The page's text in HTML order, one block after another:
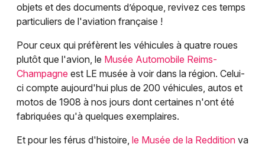
objets et des documents d’époque, revivez ces temps
particuliers de l'aviation française !
Pour ceux qui préfèrent les véhicules à quatre roues
plutôt que l'avion, le Musée Automobile Reims-
Champagne est LE musée à voir dans la région. Celui-
ci compte aujourd'hui plus de 200 véhicules, autos et
motos de 1908 à nos jours dont certaines n'ont été
fabriquées qu'à quelques exemplaires.
Et pour les férus d'histoire, le Musée de la Reddition va